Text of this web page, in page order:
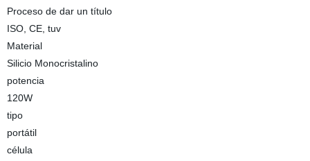
Proceso de dar un título
ISO, CE, tuv
Material
Silicio Monocristalino
potencia
120W
tipo
portátil
célula